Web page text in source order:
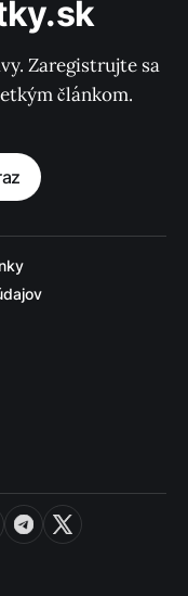
Zaregistrujte sa
článkom.
Telegram
X